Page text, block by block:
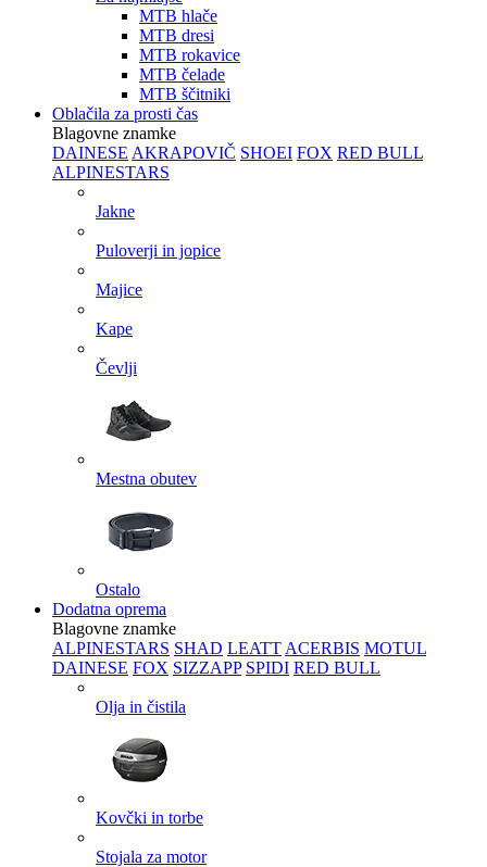
MTB hlače
MTB dresi
MTB rokavice
MTB čelade
MTB ščitniki
Oblačila za prosti čas
Blagovne znamke
DAINESE AKRAPOVIČ SHOEI FOX RED BULL
ALPINESTARS
Jakne
Puloverji in jopice
Majice
Kape
Čevlji
Mestna obutev
Ostalo
Dodatna oprema
Blagovne znamke
ALPINESTARS SHAD LEATT ACERBIS MOTUL
DAINESE FOX SIZZAPP SPIDI RED BULL
Olja in čistila
Kovčki in torbe
Stojala za motor